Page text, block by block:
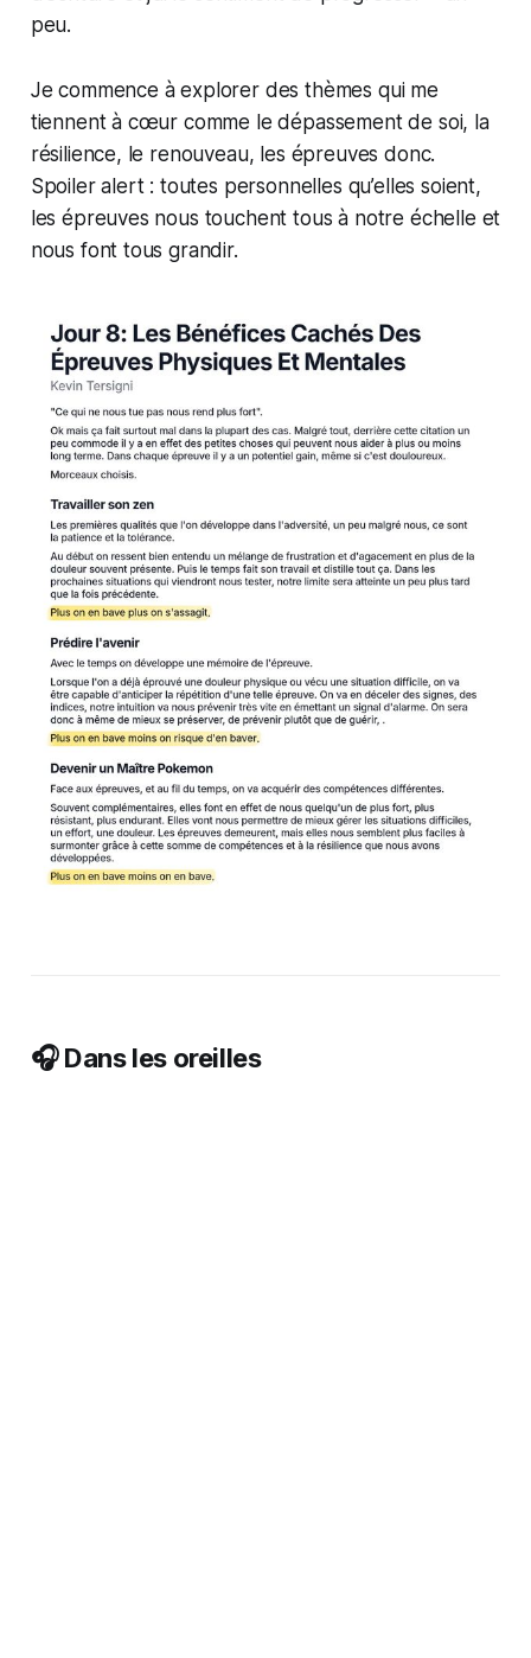
peu.
Je commence à explorer des thèmes qui me
tiennent à cœur comme le dépassement de soi, la
résilience, le renouveau, les épreuves donc.
Spoiler alert : toutes personnelles qu’elles soient,
les épreuves nous touchent tous à notre échelle et
nous font tous grandir.
🎧 Dans les oreilles